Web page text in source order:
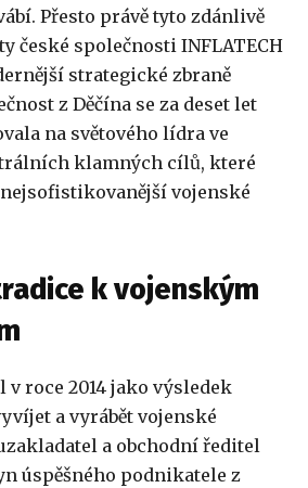
Přesto právě tyto zdánlivě
české společnosti INFLATECH
strategické zbraně
z Děčína se za deset let
na světového lídra ve
klamných cílů, které
vojenské
k vojenským
v roce 2014 jako výsledek
a vyrábět vojenské
a obchodní ředitel
úspěšného podnikatele z